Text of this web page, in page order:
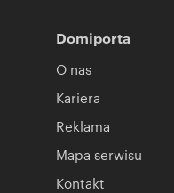
Domiporta
O nas
Kariera
Reklama
Mapa serwisu
Kontakt